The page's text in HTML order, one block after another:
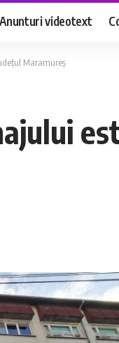
Anunturi videotext
Maramureș